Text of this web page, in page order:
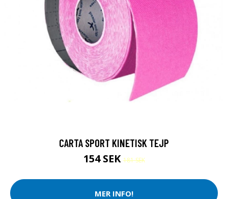
CARTA SPORT KINETISK TEJP
154 SEK181 SEK
MER INFO!